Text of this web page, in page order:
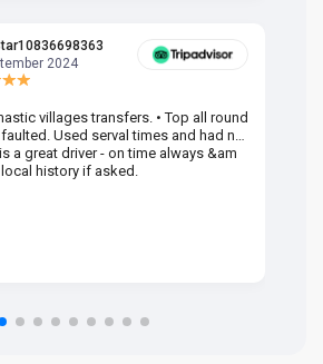
2024
villages transfers. • Top all round
Used serval times and had no
a great driver - on time always &am
history if asked.